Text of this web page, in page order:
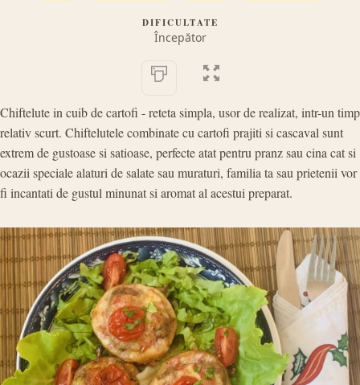
DIFICULTATE
Începător
Chiftelute in cuib de cartofi - reteta simpla, usor de realizat, intr-un timp
relativ scurt. Chiftelutele combinate cu cartofi prajiti si cascaval sunt
extrem de gustoase si satioase, perfecte atat pentru pranz sau cina cat si
ocazii speciale alaturi de salate sau muraturi, familia ta sau prietenii vor
fi incantati de gustul minunat si aromat al acestui preparat.